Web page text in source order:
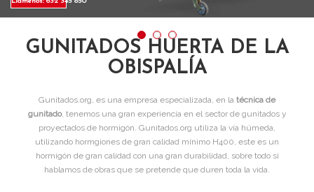
GUNITADOS HUERTA DE LA
OBISPALÍA
Gunitados.org, es una empresa especializada, en la técnica de
gunitado, tenemos una gran experiencia en el sector de gunitados y
proyectados de hormigón. Gunitados.org utiliza la vía húmeda,
utilizando hormgiones de gran calidad mínimo H400, este es un
hormigón de gran calidad con una gran durabilidad, sobre todo si
hablamos de obras que se pretende que duren toda la vida.